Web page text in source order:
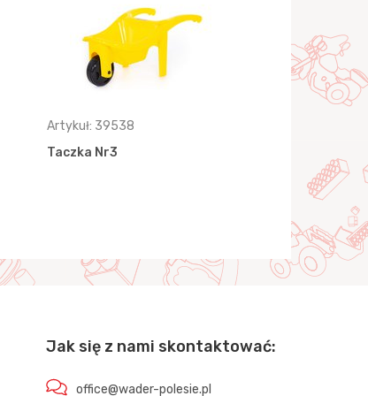
Artykuł: 39538
Taczka Nr3
Jak się z nami skontaktować:
office@wader-polesie.pl